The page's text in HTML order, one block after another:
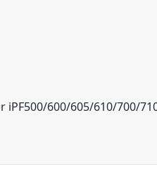
iPF500/600/605/610/700/